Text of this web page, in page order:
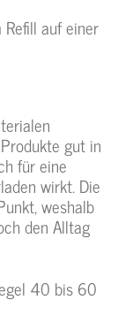
auf einer
gut in
für eine
wirkt. Die
weshalb
den Alltag
40 bis 60